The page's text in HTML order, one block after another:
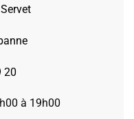
20
à 19h00